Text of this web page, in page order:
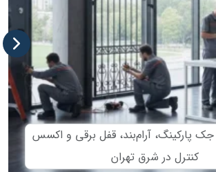
پارکینگ، آرام‌بند، قفل برقی و اکسس
کنترل در شرق تهران